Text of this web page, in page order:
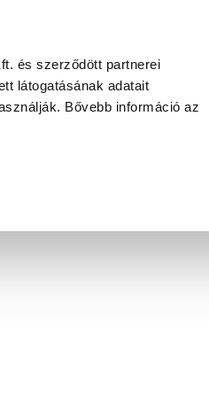
és szerződött partnerei
látogatásának adatait
Bővebb információ az